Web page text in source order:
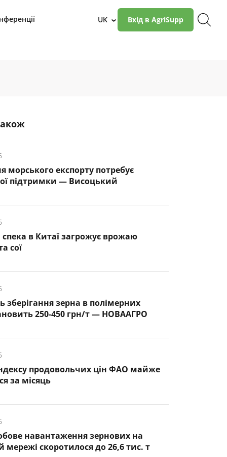
UK › Вхід в AgriSupp
морського експорту потребує
підтримки — Висоцький
в Китаї загрожує врожаю
сої
зберігання зерна в полімерних
250-450 грн/т — НОВААГРО
продовольчих цін ФАО майже
за місяць
навантаження зернових на
мережі скоротилося до 26,6 тис. т